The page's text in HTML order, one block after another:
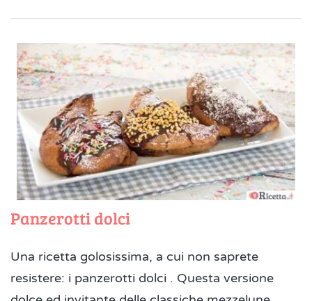
Panzerotti dolci
Una ricetta golosissima, a cui non saprete
resistere: i panzerotti dolci . Questa versione